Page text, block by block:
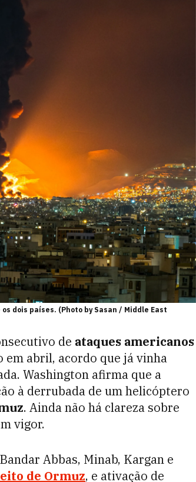
dois países. (Photo by Sasan / Middle East
de ataques americanos
em abril, acordo que já vinha
Washington afirma que a
à derrubada de um helicóptero
. Ainda não há clareza sobre
vigor.
Abbas, Minab, Kargan e
de Ormuz, e ativação de